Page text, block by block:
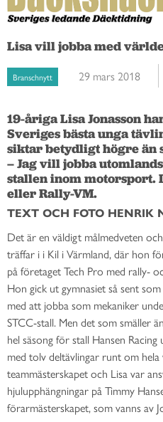
Lisa vill jobba med
Branschnytt 29 mars 2018
19-åriga Lisa Jonasson
Sveriges bästa unga
siktar betydligt högre än
– Jag vill jobba
stallen inom motorsport.
eller Rally-VM.
TEXT OCH FOTO HENRIK
Det är en väldigt målmedveten
träffar i i Kil i Värmland, där hon
på företaget Tech Pro med rally-
Hon gick ut gymnasiet så sent
med att jobba som mekaniker
STCC-stall. Men det som smäller
hel säsong för stall Hansen
med tolv deltävlingar runt om
teammästerskapet och Lisa var
hjulupphängningar på Timmy
förarmästerskapet, som vanns av